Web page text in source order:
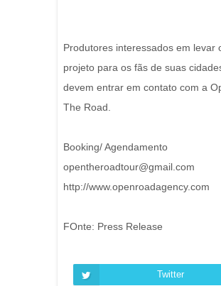
Produtores interessados em levar
projeto para os fãs de suas
devem entrar em contato com a
The Road.
Booking/ Agendamento
opentheroadtour@gmail.com
http://www.openroadagency.com
FOnte: Press Release
Twitter